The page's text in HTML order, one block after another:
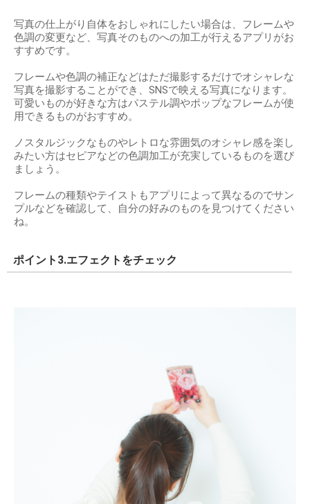
写真の仕上がり自体をおしゃれにしたい場合は、フレームや
色調の変更など、写真そのものへの加工が行えるアプリがお
すすめです。
フレームや色調の補正などはただ撮影するだけでオシャレな
写真を撮影することができ、SNSで映える写真になります。
可愛いものが好きな方はパステル調やポップなフレームが使
用できるものがおすすめ。
ノスタルジックなものやレトロな雰囲気のオシャレ感を楽し
みたい方はセピアなどの色調加工が充実しているものを選び
ましょう。
フレームの種類やテイストもアプリによって異なるのでサン
プルなどを確認して、自分の好みのものを見つけてください
ね。
ポイント3.エフェクトをチェック